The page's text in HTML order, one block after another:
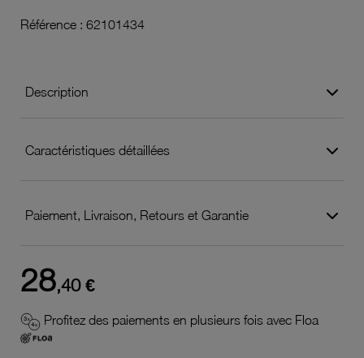
Référence : 62101434
Description
Caractéristiques détaillées
Paiement, Livraison, Retours et Garantie
28,40 €
Profitez des paiements en plusieurs fois avec Floa